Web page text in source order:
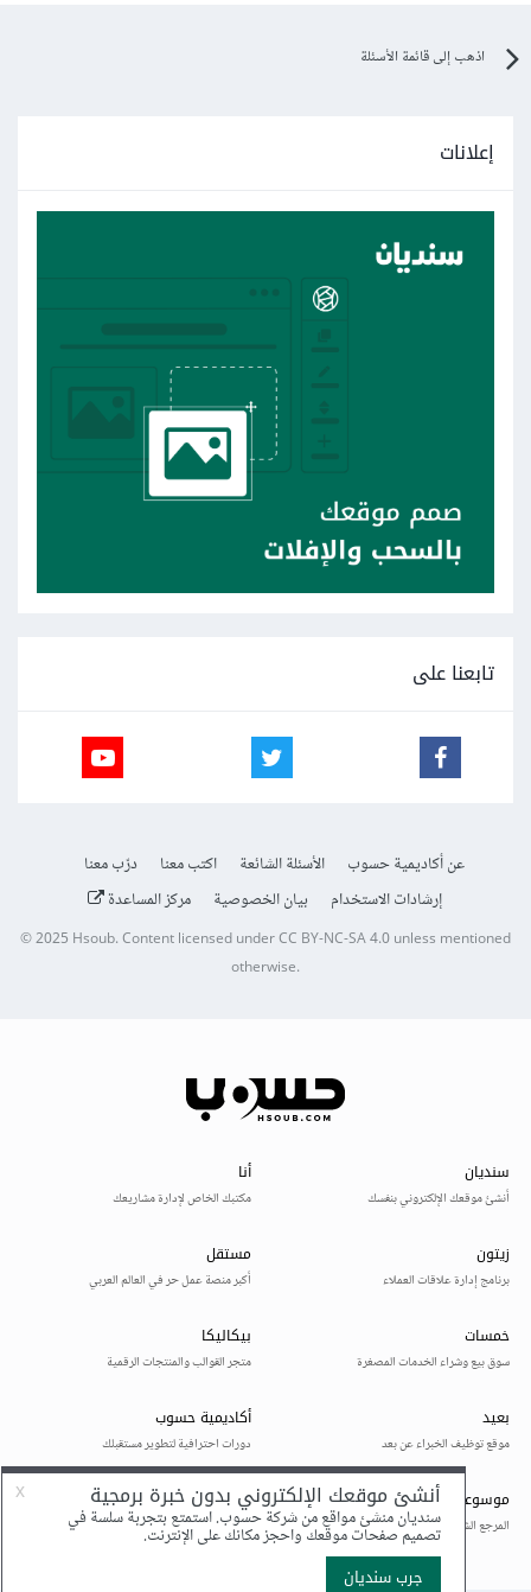
اذهب إلى قائمة الأسئلة
إعلانات
تابعنا على
عن أكاديمية حسوب الأسئلة الشائعة اكتب معنا
درّب معنا
إرشادات الاستخدام
بيان الخصوصية مركز المساعدة
© 2025Hsoub.Content licensed underCC BY-NC-SA 4.0unless mentioned
otherwise.